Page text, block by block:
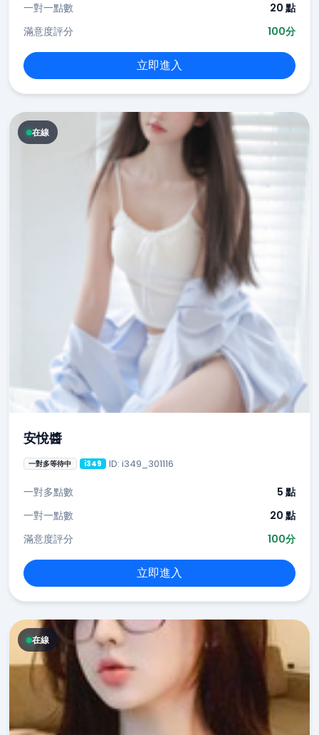
一對一點數
20 點
滿意度評分
100分
立即進入
在線
安悅醬
一對多等待中 i349 ID: i349_301116
一對多點數
5 點
一對一點數
20 點
滿意度評分
100分
立即進入
在線